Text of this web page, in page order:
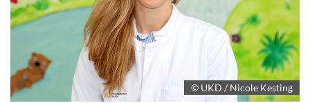
© UKD / Nicole Kesting